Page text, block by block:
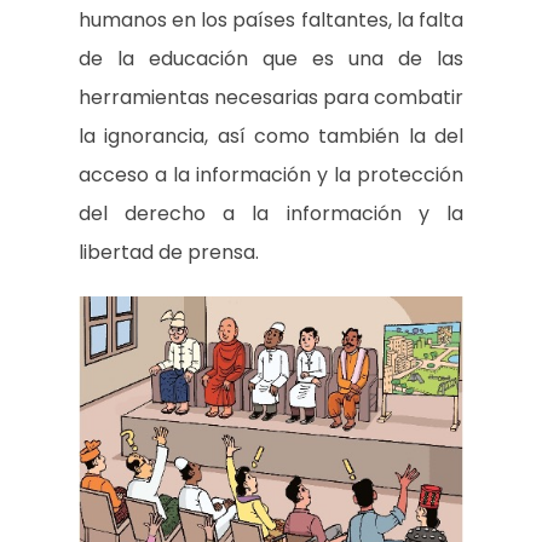
humanos en los países faltantes, la falta
de la educación que es una de las
herramientas necesarias para combatir
la ignorancia, así como también la del
acceso a la información y la protección
del derecho a la información y la
libertad de prensa.